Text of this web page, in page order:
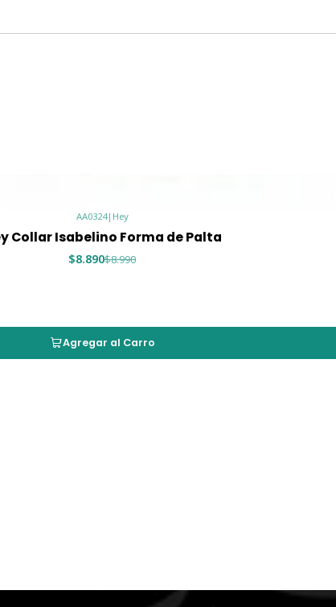
AA0324| Hey
Collar Isabelino Forma de Palta
$8.890$8.990
Agregar al Carro